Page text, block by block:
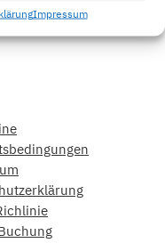
Impressum